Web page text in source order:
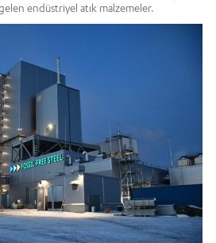
endüstriyel atık malzemeler.